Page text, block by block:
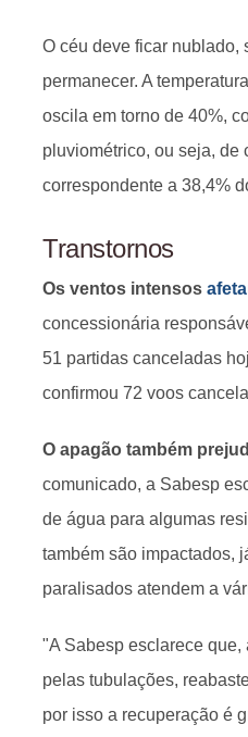
O céu deve ficar nublado,
permanecer. A
oscila em torno de 40%,
pluviométrico, ou seja, de
correspondente a 38,4%
Transtornos
Os ventos intensos
concessionária
51 partidas canceladas
confirmou 72 voos
O apagão também
comunicado, a Sabesp
de água para algumas
também são impactados,
paralisados atendem a
"A Sabesp esclarece que,
pelas tubulações,
por isso a recuperação é